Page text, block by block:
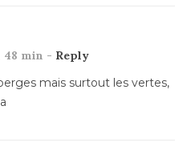
48 min - Reply
mais surtout les vertes,